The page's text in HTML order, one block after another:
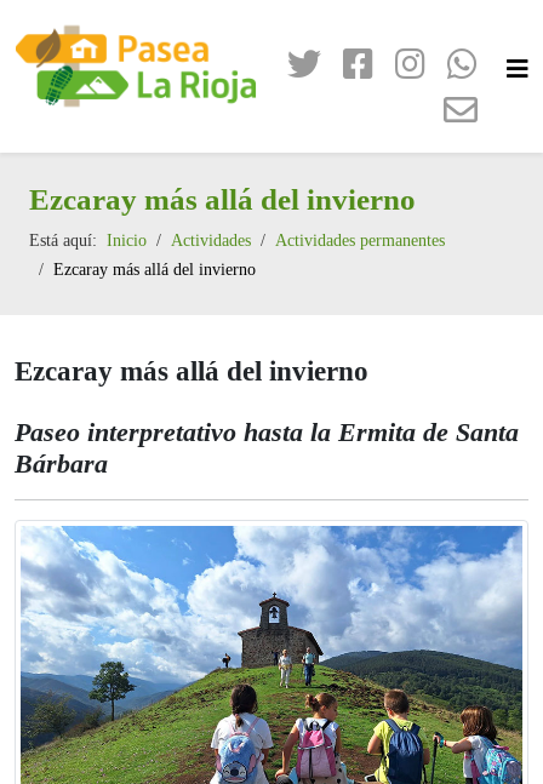
Ezcaray más allá del invierno
Está aquí: Inicio Actividades
Actividades permanentes
Ezcaray más allá del invierno
Ezcaray más allá del invierno
Paseo interpretativo hasta la Ermita de Santa
Bárbara